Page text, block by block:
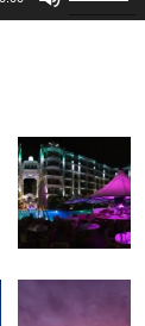
или
уменьшить
громкость.